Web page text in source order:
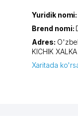
Yuridik nomi:
Brend nomi:
Adres:
KICHIK
Xaritada